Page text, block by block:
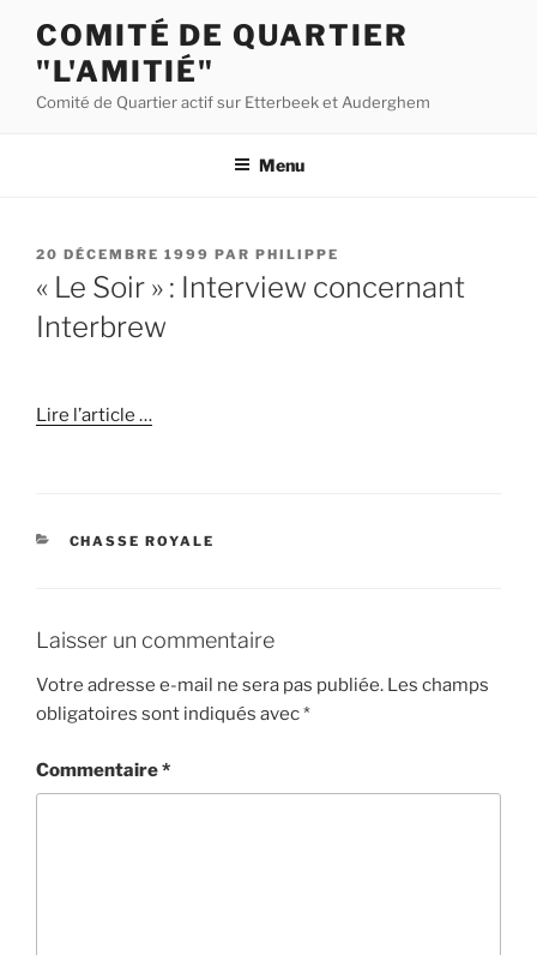
contenu
principal
COMITÉ DE QUARTIER
"L'AMITIÉ"
Comité de Quartier actif sur Etterbeek et Auderghem
Menu
PUBLIÉ
20 DÉCEMBRE 1999 PAR PHILIPPE
« Le Soir » : Interview concernant
Interbrew
Lire l’article …
CATÉGORIES
CHASSE ROYALE
Laisser un commentaire
Votre adresse e-mail ne sera pas publiée. Les champs
obligatoires sont indiqués avec*
Commentaire*